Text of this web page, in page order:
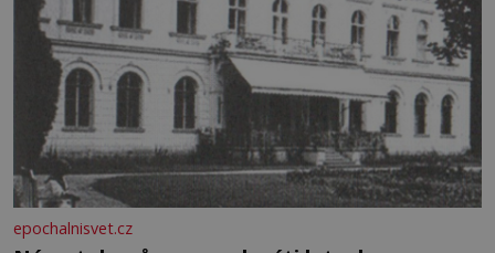
epochalnisvet.cz